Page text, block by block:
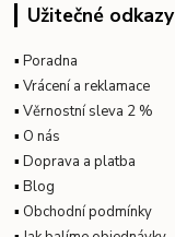
Užitečné odkazy
▪Poradna
▪Vrácení a reklamace
▪Věrnostní sleva 2 %
▪ O nás
▪Doprava a platba
▪Blog
▪ Obchodní podmínky